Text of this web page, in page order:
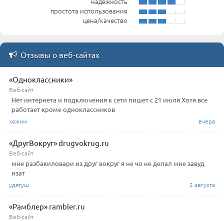
простота использования
цена/качество
Отзывы о веб-сайтах
«Одноклассники»
Веб-сайт
Нет интернета и подключения к сети пишет с 21 июля Хотя все
работает кроме одноклассников
хяжим вчера
«ДругВокруг» drugvokrug.ru
Веб-сайт
мне разбакиловари из друг вокруг я не чо не делал мне завуд
изат
удятуш 2 августа
«Рамблер» rambler.ru
Веб-сайт